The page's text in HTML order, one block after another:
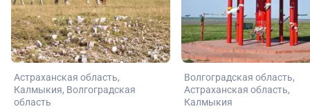
Астраханская область
Калмыкия Волгоградская
область
Волгоградская область
Астраханская область
Калмыкия